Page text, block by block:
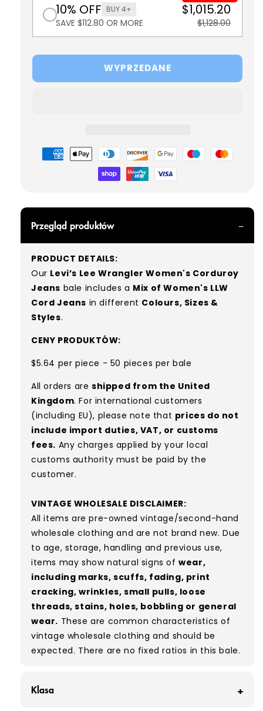
10% OFF BUY 4+
SAVE $112.80 OR MORE
$1,015.20
$1,128.00
WYPRZEDANE
Metody
płatności
Przegląd produktów
PRODUCT DETAILS:
Our Levi’s Lee Wrangler Women's Corduroy
Jeans bale includes a Mix of Women's LLW
Cord Jeans in different Colours, Sizes &
Styles.
CENY PRODUKTÓW:
$5.64 per piece - 50 pieces per bale
All orders are shipped from the United
Kingdom. For international customers
(including EU), please note that prices do not
include import duties, VAT, or customs
fees. Any charges applied by your local
customs authority must be paid by the
customer.
VINTAGE WHOLESALE DISCLAIMER:
All items are pre-owned vintage/second-hand
wholesale clothing and are not brand new. Due
to age, storage, handling and previous use,
items may show natural signs ofwear,
including marks, scuffs, fading, print
cracking, wrinkles, small pulls, loose
threads, stains, holes, bobbling or general
wear. These are common characteristics of
vintage wholesale clothing and should be
expected. There are no fixed ratios in this bale.
Klasa